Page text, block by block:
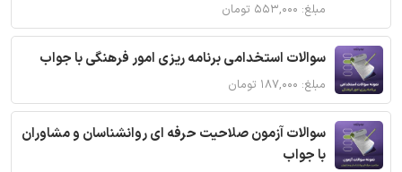
مبلغ: ۵۵۳,۰۰۰ تومان
سوالات استخدامی برنامه ریزی امور فرهنگی با جواب
مبلغ: ۱۸۷,۰۰۰ تومان
سوالات آزمون صلاحیت حرفه ای روانشناسان و مشاوران
با جواب